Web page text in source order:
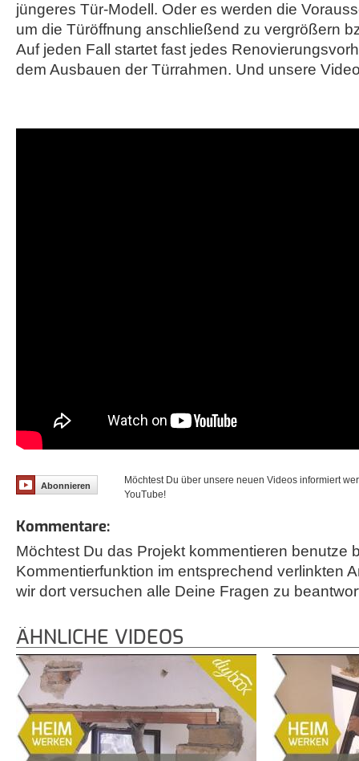
jüngeres Tür-Modell. Oder es werden die
um die Türöffnung anschließend zu vergrößern
Auf jeden Fall startet fast jedes
dem Ausbauen der Türrahmen. Und unsere
Abonnieren
Möchtest Du über unsere neuen Videos informiert
YouTube!
Kommentare:
Möchtest Du das Projekt kommentieren benutze
Kommentierfunktion im entsprechend verlinkten
wir dort versuchen alle Deine Fragen zu
ÄHNLICHE VIDEOS